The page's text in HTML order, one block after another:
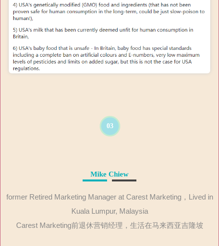
03
Mike Chiew
former Retired Marketing Manager at Carest Marketing，Lived in
Kuala Lumpur, Malaysia
Carest Marketing前退休营销经理，生活在马来西亚吉隆坡